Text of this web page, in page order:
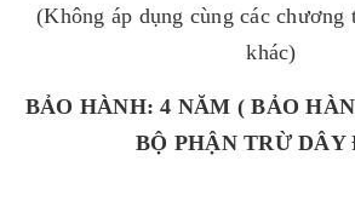
(Không áp dụng cùng các
khác)
BẢO HÀNH: 4 NĂM ( BẢO
BỘ PHẬN TRỪ DÂY